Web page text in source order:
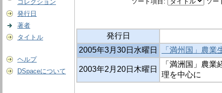
コレクション
発行日
著者
タイトル
ヘルプ
DSpaceについて
発行日
2005年3月30日水曜日
「満州国」農
2003年2月20日木曜日
「満洲国」農
理を中心に